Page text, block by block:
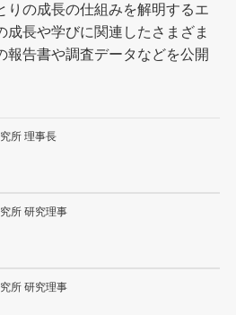
りの成長の仕組みを解明するエ
成長や学びに関連したさまざま
報告書や調査データなどを公開
所 理事長
所 研究理事
所 研究理事